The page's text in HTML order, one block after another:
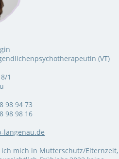
(VT)
1
98 94 73
98 98 16
langenau.de
mich in Mutterschutz/Elternzeit,